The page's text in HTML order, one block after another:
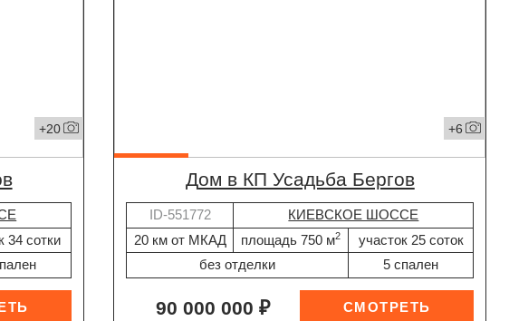
+20
34 сотки
+6
дом в КП Усадьба Бергов
ID-551772
КИЕВСКОЕ ШОССЕ
20 км от МКАД
площадь 750 м2
участок 25 соток
без отделки
5 спален
90 000 000 ₽